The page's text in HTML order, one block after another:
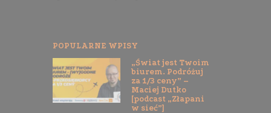
POPULARNE WPISY
„Świat jest Twoim
biurem. Podróżuj
za 1/3 ceny” –
Maciej Dutko
[podcast „Złapani
w sieć”]